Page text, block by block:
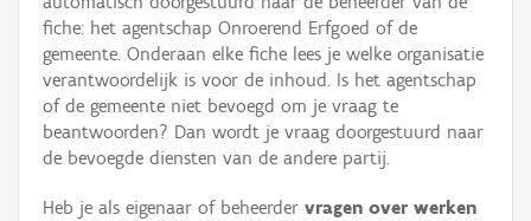
Thema
Gebeurtenis
Persoon of collectief
fiche: het agentschap Onroerend Erfgoed of de
gemeente. Onderaan elke fiche lees je welke organisatie
verantwoordelijk is voor de inhoud. Is het agentschap
of de gemeente niet bevoegd om je vraag te
beantwoorden? Dan wordt je vraag doorgestuurd naar
de bevoegde diensten van de andere partij.
Heb je als eigenaar of beheerder vragen over werken